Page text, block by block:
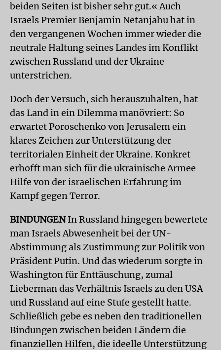
beiden Seiten ist bisher sehr gut.« Auch
Israels Premier Benjamin Netanjahu hat in
den vergangenen Wochen immer wieder die
neutrale Haltung seines Landes im Konflikt
zwischen Russland und der Ukraine
unterstrichen.
Doch der Versuch, sich herauszuhalten, hat
das Land in ein Dilemma manövriert: So
erwartet Poroschenko von Jerusalem ein
klares Zeichen zur Unterstützung der
territorialen Einheit der Ukraine. Konkret
erhofft man sich für die ukrainische Armee
Hilfe von der israelischen Erfahrung im
Kampf gegen Terror.
BINDUNGENIn Russland hingegen bewertete
man Israels Abwesenheit bei der UN-
Abstimmung als Zustimmung zur Politik von
Präsident Putin. Und das wiederum sorgte in
Washington für Enttäuschung, zumal
Lieberman das Verhältnis Israels zu den USA
und Russland auf eine Stufe gestellt hatte.
Schließlich gebe es neben den traditionellen
Bindungen zwischen beiden Ländern die
finanziellen Hilfen, die ideelle Unterstützung